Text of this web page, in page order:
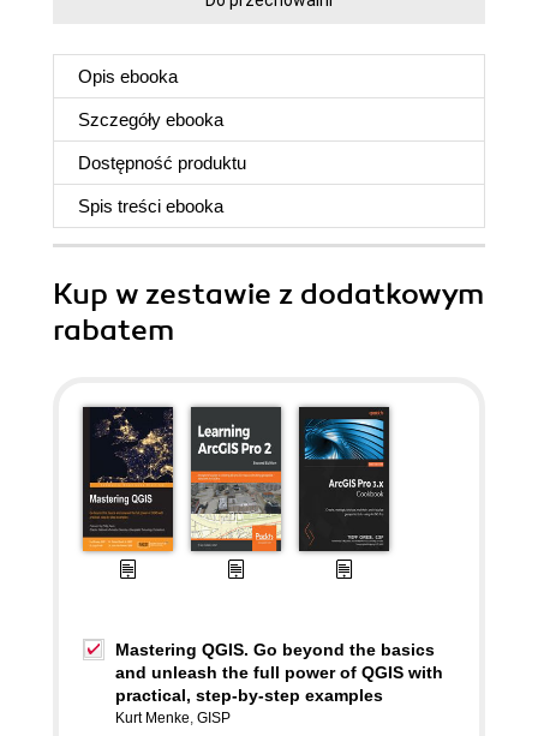
Opis ebooka
Szczegóły ebooka
Dostępność produktu
Spis treści ebooka
Kup w zestawie z dodatkowym
rabatem
Mastering QGIS. Go beyond the basics
and unleash the full power of QGIS with
practical, step-by-step examples
Kurt Menke, GISP